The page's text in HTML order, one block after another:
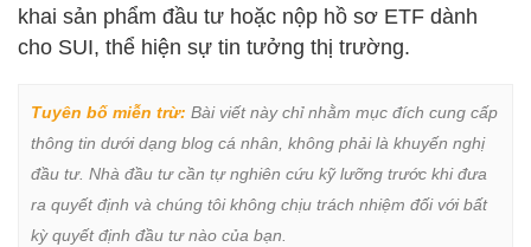
khai sản phẩm đầu tư hoặc nộp hồ sơ ETF dành
cho SUI, thể hiện sự tin tưởng thị trường.
Tuyên bố miễn trừ: Bài viết này chỉ nhằm mục đích cung cấp
thông tin dưới dạng blog cá nhân, không phải là khuyến nghị
đầu tư. Nhà đầu tư cần tự nghiên cứu kỹ lưỡng trước khi đưa
ra quyết định và chúng tôi không chịu trách nhiệm đối với bất
kỳ quyết định đầu tư nào của bạn.